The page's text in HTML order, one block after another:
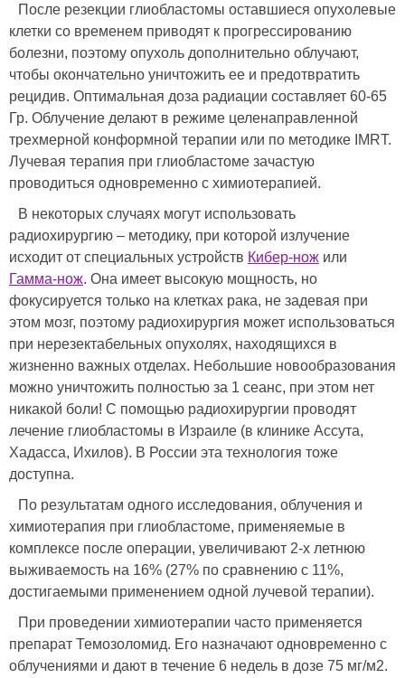
После резекции глиобластомы оставшиеся опухолевые
клетки со временем приводят к прогрессированию
болезни, поэтому опухоль дополнительно облучают,
чтобы окончательно уничтожить ее и предотвратить
рецидив. Оптимальная доза радиации составляет 60-65
Гр. Облучение делают в режиме целенаправленной
трехмерной конформной терапии или по методике IMRT.
Лучевая терапия при глиобластоме зачастую
проводиться одновременно с химиотерапией.
В некоторых случаях могут использовать
радиохирургию – методику, при которой излучение
исходит от специальных устройств Кибер-нож или
Гамма-нож. Она имеет высокую мощность, но
фокусируется только на клетках рака, не задевая при
этом мозг, поэтому радиохирургия может использоваться
при нерезектабельных опухолях, находящихся в
жизненно важных отделах. Небольшие новообразования
можно уничтожить полностью за 1 сеанс, при этом нет
никакой боли! С помощью радиохирургии проводят
лечение глиобластомы в Израиле (в клинике Ассута,
Хадасса, Ихилов). В России эта технология тоже
доступна.
По результатам одного исследования, облучения и
химиотерапия при глиобластоме, применяемые в
комплексе после операции, увеличивают 2-х летнюю
выживаемость на 16% (27% по сравнению с 11%,
достигаемыми применением одной лучевой терапии).
При проведении химиотерапии часто применяется
препарат Темозоломид. Его назначают одновременно с
облучениями и дают в течение 6 недель в дозе 75 мг/м2.